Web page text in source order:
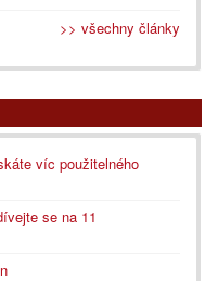
>> všechny články
víc použitelného
se na 11